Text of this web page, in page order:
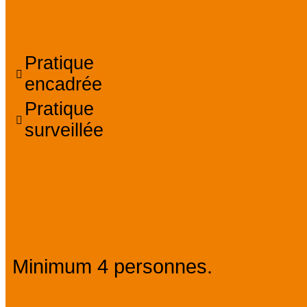
Pratique
encadrée
Pratique
surveillée
Minimum 4 personnes.